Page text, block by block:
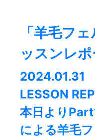
「羊毛フ
ッスンレ
2024.01.31
LESSON
本日より
による羊毛